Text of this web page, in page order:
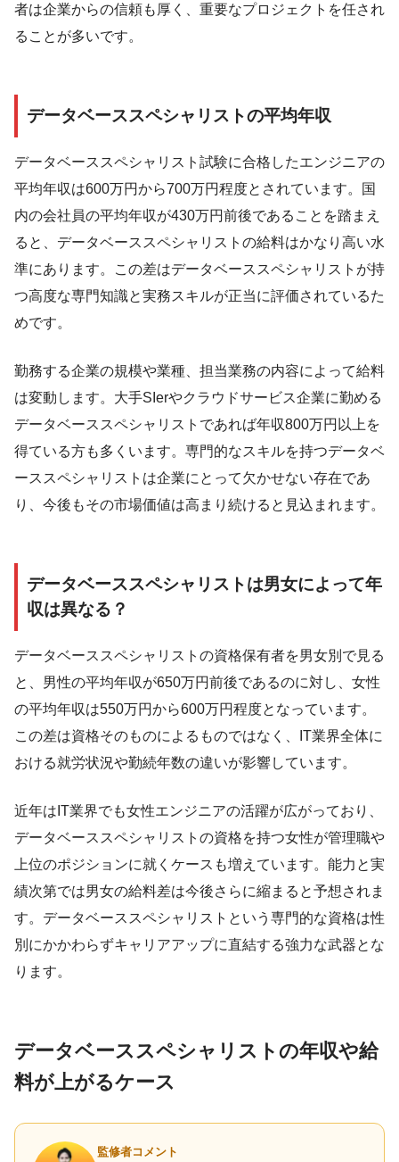
者は企業からの信頼も厚く、重要なプロジェクトを任され
ることが多いです。
データベーススペシャリストの平均年収
データベーススペシャリスト試験に合格したエンジニアの
平均年収は600万円から700万円程度とされています。国
内の会社員の平均年収が430万円前後であることを踏まえ
ると、データベーススペシャリストの給料はかなり高い水
準にあります。この差はデータベーススペシャリストが持
つ高度な専門知識と実務スキルが正当に評価されているた
めです。
勤務する企業の規模や業種、担当業務の内容によって給料
は変動します。大手SIerやクラウドサービス企業に勤める
データベーススペシャリストであれば年収800万円以上を
得ている方も多くいます。専門的なスキルを持つデータベ
ーススペシャリストは企業にとって欠かせない存在であ
り、今後もその市場価値は高まり続けると見込まれます。
データベーススペシャリストは男女によって年
収は異なる？
データベーススペシャリストの資格保有者を男女別で見る
と、男性の平均年収が650万円前後であるのに対し、女性
の平均年収は550万円から600万円程度となっています。
この差は資格そのものによるものではなく、IT業界全体に
おける就労状況や勤続年数の違いが影響しています。
近年はIT業界でも女性エンジニアの活躍が広がっており、
データベーススペシャリストの資格を持つ女性が管理職や
上位のポジションに就くケースも増えています。能力と実
績次第では男女の給料差は今後さらに縮まると予想されま
す。データベーススペシャリストという専門的な資格は性
別にかかわらずキャリアアップに直結する強力な武器とな
ります。
データベーススペシャリストの年収や給
料が上がるケース
監修者コメント